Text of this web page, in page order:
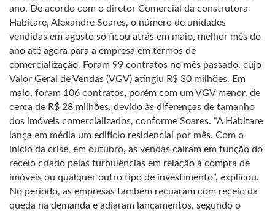
ano. De acordo com o diretor Comercial da construtora
Habitare, Alexandre Soares, o número de unidades
vendidas em agosto só ficou atrás em maio, melhor mês do
ano até agora para a empresa em termos de
comercialização. Foram 99 contratos no mês passado, cujo
Valor Geral de Vendas (VGV) atingiu R$ 30 milhões. Em
maio, foram 106 contratos, porém com um VGV menor, de
cerca de R$ 28 milhões, devido às diferenças de tamanho
dos imóveis comercializados, conforme Soares. “A Habitare
lança em média um edifício residencial por mês. Com o
início da crise, em outubro, as vendas caíram em função do
receio criado pelas turbulências em relação à compra de
imóveis ou qualquer outro tipo de investimento”, explicou.
No período, as empresas também recuaram com receio da
queda na demanda e adiaram lançamentos, segundo o